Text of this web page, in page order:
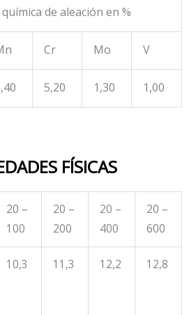
de aleación en %
Cr Mo V
5,20 1,30 1,00
FÍSICAS
20 –
100
20 –
200
20 –
400
20 –
600
10,3 11,3 12,2 12,8